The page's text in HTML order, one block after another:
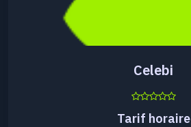
Celebi
Tarif horaire